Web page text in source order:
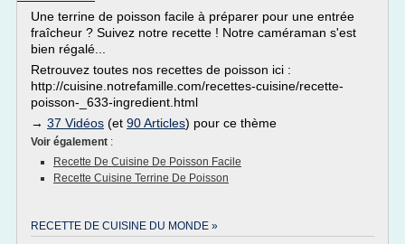
Une terrine de poisson facile à préparer pour une entrée
fraîcheur ? Suivez notre recette ! Notre caméraman s'est
bien régalé...
Retrouvez toutes nos recettes de poisson ici :
http://cuisine.notrefamille.com/recettes-cuisine/recette-
poisson-_633-ingredient.html
→ 37 Vidéos (et 90 Articles) pour ce thème
Voir également :
Recette De Cuisine De Poisson Facile
Recette Cuisine Terrine De Poisson
RECETTE DE CUISINE DU MONDE »